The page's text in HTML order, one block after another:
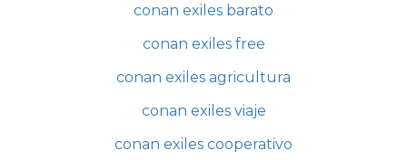
conan exiles barato
conan exiles free
conan exiles agricultura
conan exiles viaje
conan exiles cooperativo